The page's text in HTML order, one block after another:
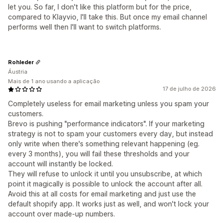
let you. So far, I don't like this platform but for the price,
compared to Klayvio, I'll take this. But once my email channel
performs well then I'll want to switch platforms.
17 de julho de 2026
Completely useless for email marketing unless you spam your
customers.
Brevo is pushing "performance indicators". If your marketing
strategy is not to spam your customers every day, but instead
only write when there's something relevant happening (eg.
every 3 months), you will fail these thresholds and your
account will instantly be locked.
They will refuse to unlock it until you unsubscribe, at which
point it magically is possible to unlock the account after all.
Avoid this at all costs for email marketing and just use the
default shopify app. It works just as well, and won't lock your
account over made-up numbers.
Rohleder
Áustria
Mais de 1 ano usando a aplicação